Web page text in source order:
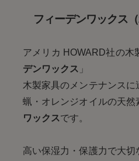
フィーデンワックス
アメリカ HOWARD社の木
デンワックス 」
木製家具のメンテナンス
蝋・オレンジオイルの天
ワックスです。
高い保湿力・保護力で大